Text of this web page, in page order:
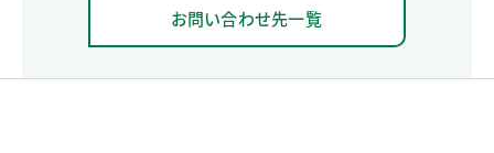
お問い合わせ先一覧